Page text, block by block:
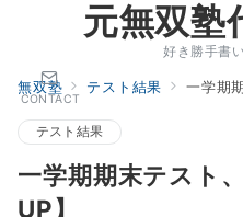
元無双塾
好き勝手書
CONTACT
無双塾 テスト結果 一学期期
テスト結果
一学期期末テスト
UP】